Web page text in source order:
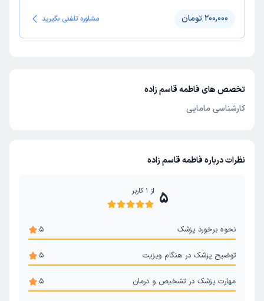
200,000 تومان مشاوره تلفنی بگیرید
تخصص های فاطمه قاسم زاده
کارشناسی مامایی
نظرات درباره فاطمه قاسم زاده
5 از 1 کاربر
نحوه برخورد پزشک 5
توضیح پزشک در هنگام ویزیت 5
مهارت پزشک در تشخیص و درمان 5